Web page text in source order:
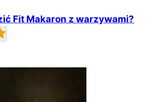
Fit Makaron z warzywami?